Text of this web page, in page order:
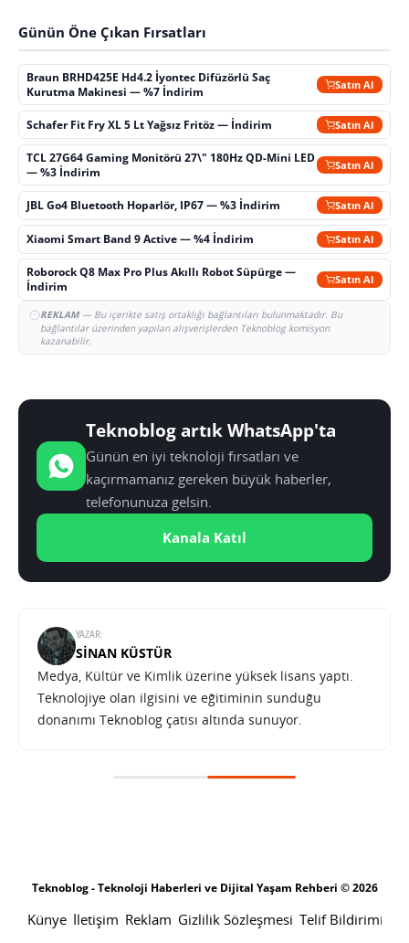
Günün Öne Çıkan Fırsatları
Braun BRHD425E Hd4.2 İyontec Difüzörlü Saç
Kurutma Makinesi — %7 İndirim
Satın Al
Schafer Fit Fry XL 5 Lt Yağsız Fritöz — İndirim Satın Al
TCL 27G64 Gaming Monitörü 27\" 180Hz QD-Mini LED
— %3 İndirim
Satın Al
JBL Go4 Bluetooth Hoparlör, IP67 — %3 İndirim Satın Al
Xiaomi Smart Band 9 Active — %4 İndirim Satın Al
Roborock Q8 Max Pro Plus Akıllı Robot Süpürge —
İndirim
Satın Al
REKLAM— Bu içerikte satış ortaklığı bağlantıları bulunmaktadır. Bu
bağlantılar üzerinden yapılan alışverişlerden Teknoblog komisyon
kazanabilir.
Teknoblog artık WhatsApp'ta
Günün en iyi teknoloji fırsatları ve
kaçırmamanız gereken büyük haberler,
telefonunuza gelsin.
Kanala Katıl
YAZAR:
SINAN KÜSTÜR
Medya, Kültür ve Kimlik üzerine yüksek lisans yaptı.
Teknolojiye olan ilgisini ve eğitiminin sunduğu
donanımı Teknoblog çatısı altında sunuyor.
Teknoblog - Teknoloji Haberleri ve Dijital Yaşam Rehberi © 2026
Künye İletişim Reklam Gizlilik Sözleşmesi Telif Bildirimi